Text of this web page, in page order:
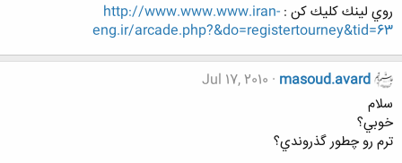
روي لينك كليك كن : http://www.www.www.iran-
eng.ir/arcade.php?&do=registertourney&tid=63
masoud.avard
Jul 17, 2010
سلام
خوبي؟
ترم رو چطور گذروندي؟